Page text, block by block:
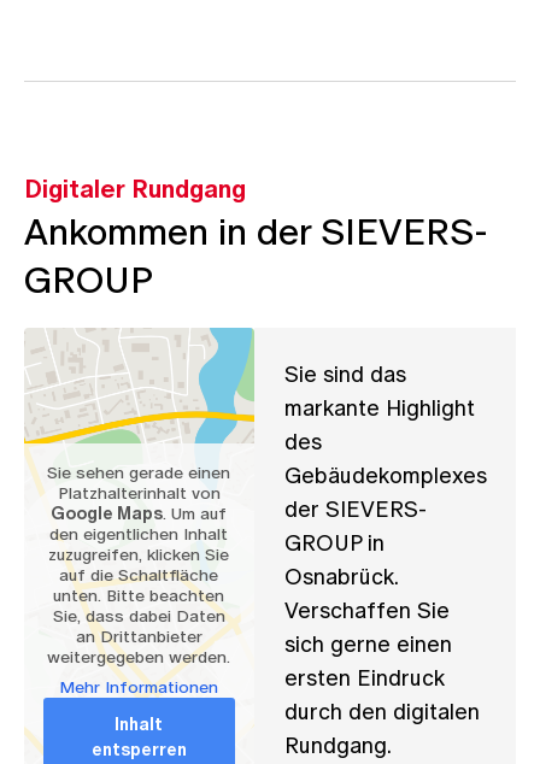
Digitaler Rundgang
Ankommen in derSIEVERS-
GROUP
Sie sehen gerade einen
Platzhalterinhalt von
Google Maps. Um auf
den eigentlichen Inhalt
zuzugreifen, klicken Sie
auf die Schaltfläche
unten. Bitte beachten
Sie, dass dabei Daten
an Drittanbieter
weitergegeben werden.
Mehr Informationen
Inhalt
entsperren
Sie sind das
markante Highlight
des
Gebäudekomplexes
der SIEVERS-
GROUP in
Osnabrück.
Verschaffen Sie
sich gerne einen
ersten Eindruck
durch den digitalen
Rundgang.